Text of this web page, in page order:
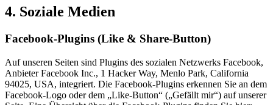
4. Soziale Medien
Facebook-Plugins (Like & Share-Button)
Auf unseren Seiten sind Plugins des sozialen Netzwerks Facebook,
Anbieter Facebook Inc., 1 Hacker Way, Menlo Park, California
94025, USA, integriert. Die Facebook-Plugins erkennen Sie an dem
Facebook-Logo oder dem „Like-Button“ („Gefällt mir“) auf unserer